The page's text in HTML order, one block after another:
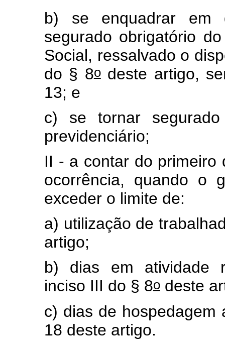
b) se enquadrar em
segurado obrigatório
Social, ressalvado o
do § 8odeste artigo,
13; e
c) se tornar
previdenciário;
II - a contar do primeiro
ocorrência, quando o
exceder o limite de:
a) utilização de
artigo;
b) dias em atividade
inciso III do § 8o deste
c) dias de
18 deste artigo.